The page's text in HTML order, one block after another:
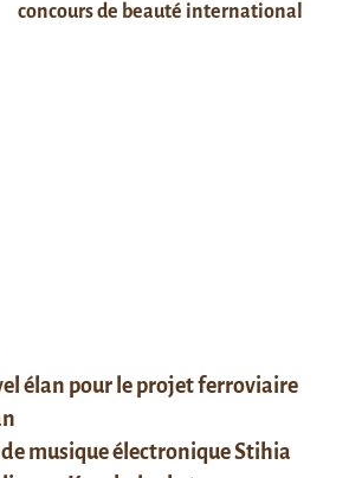
concours de beauté international
élan pour le projet ferroviaire
musique électronique Stihia